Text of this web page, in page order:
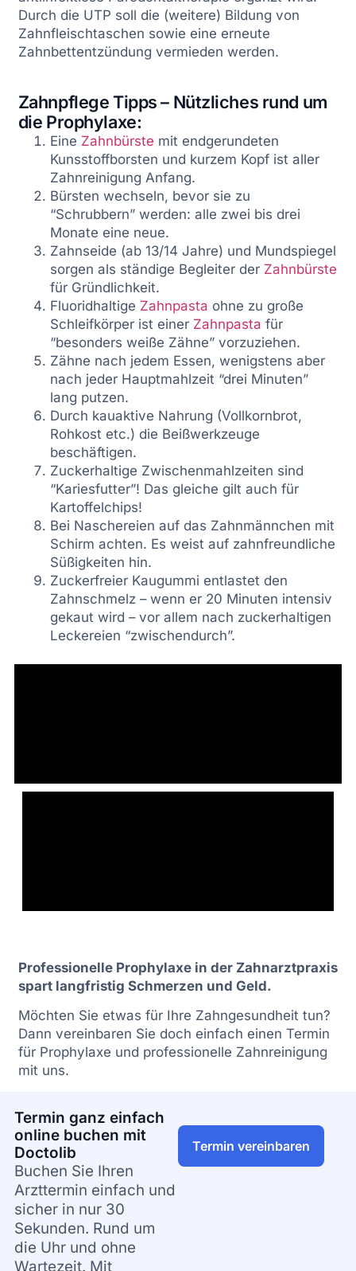
Durch die UTP soll die (weitere) Bildung von
Zahnfleischtaschen sowie eine erneute
Zahnbettentzündung vermieden werden.
Zahnpflege Tipps – Nützliches rund um
die Prophylaxe:
Eine Zahnbürste mit endgerundeten
Kunsstoffborsten und kurzem Kopf ist aller
Zahnreinigung Anfang.
Bürsten wechseln, bevor sie zu
“Schrubbern” werden: alle zwei bis drei
Monate eine neue.
Zahnseide (ab 13/14 Jahre) und Mundspiegel
sorgen als ständige Begleiter der Zahnbürste
für Gründlichkeit.
Fluoridhaltige Zahnpasta ohne zu große
Schleifkörper ist einer Zahnpasta für
“besonders weiße Zähne” vorzuziehen.
Zähne nach jedem Essen, wenigstens aber
nach jeder Hauptmahlzeit “drei Minuten”
lang putzen.
Durch kauaktive Nahrung (Vollkornbrot,
Rohkost etc.) die Beißwerkzeuge
beschäftigen.
Zuckerhaltige Zwischenmahlzeiten sind
“Kariesfutter”! Das gleiche gilt auch für
Kartoffelchips!
Bei Naschereien auf das Zahnmännchen mit
Schirm achten. Es weist auf zahnfreundliche
Süßigkeiten hin.
Zuckerfreier Kaugummi entlastet den
Zahnschmelz – wenn er 20 Minuten intensiv
gekaut wird – vor allem nach zuckerhaltigen
Leckereien “zwischendurch”.
Professionelle Prophylaxe in der Zahnarztpraxis
spart langfristig Schmerzen und Geld.
Möchten Sie etwas für Ihre Zahngesundheit tun?
Dann vereinbaren Sie doch einfach einen Termin
für Prophylaxe und professionelle Zahnreinigung
mit uns.
Termin ganz einfach
online buchen mit
Doctolib
Buchen Sie Ihren
Arzttermin einfach und
sicher in nur 30
Sekunden. Rund um
die Uhr und ohne
Wartezeit. Mit
Termin vereinbaren